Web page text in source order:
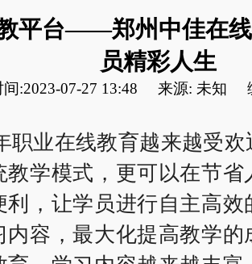
平台——郑州中佳在
员精彩人生
间:2023-07-27 13:48 来源: 未知
职业在线教育越来越受
教学模式，更可以在节省
利，让学员进行自主高
内容，最大化提高教学的